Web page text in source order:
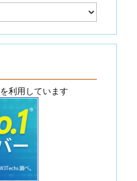
を利用しています